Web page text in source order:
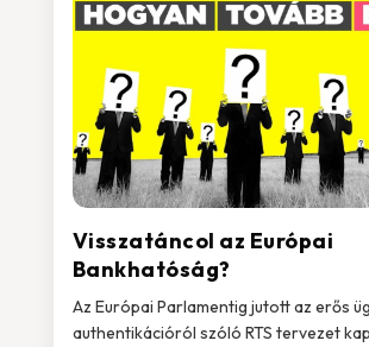
Visszatáncol az Európai
Bankhatóság?
Az Európai Parlamentig jutott az erős
authentikációról szóló RTS tervezet